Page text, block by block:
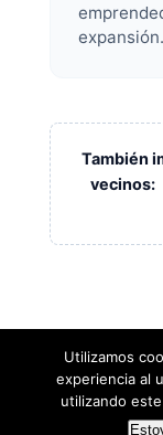
expansión.
También
vecinos:
Agencia Seo
Utilizamos
experiencia al
utilizando